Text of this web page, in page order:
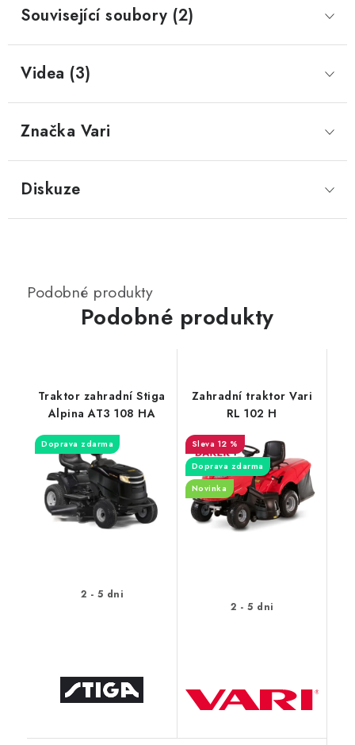
Související soubory (2)
Videa (3)
Značka Vari
Diskuze
Podobné produkty
Traktor zahradní Stiga
Alpina AT3 108 HA
Doprava zdarma
2 - 5 dni
Zahradní traktor Vari
RL 102 H
12 %
Doprava zdarma
Novinka
2 - 5 dni